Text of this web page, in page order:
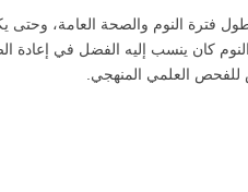
فترة النوم والصحة العامة،
كان ينسب إليه الفضل في إعادة
للفحص العلمي المنهجي.